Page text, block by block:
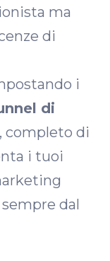
ma
di
i
di
completo di
i tuoi
dal